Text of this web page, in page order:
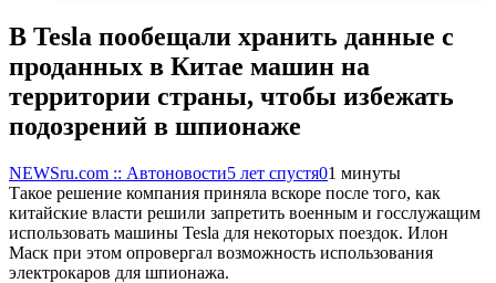
В Tesla пообещали хранить данные с
проданных в Китае машин на
территории страны, чтобы избежать
подозрений в шпионаже
NEWSru.com :: Автоновости5 лет спустя01 минуты
Такое решение компания приняла вскоре после того, как
китайские власти решили запретить военным и госслужащим
использовать машины Tesla для некоторых поездок. Илон
Маск при этом опровергал возможность использования
электрокаров для шпионажа.